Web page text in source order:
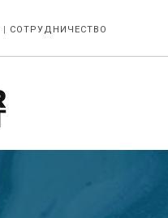
| СОТРУДНИЧЕСТВО